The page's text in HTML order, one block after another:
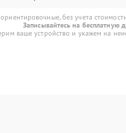
без учета
Записывайтесь на бесплатную
ваше устройство и укажем на